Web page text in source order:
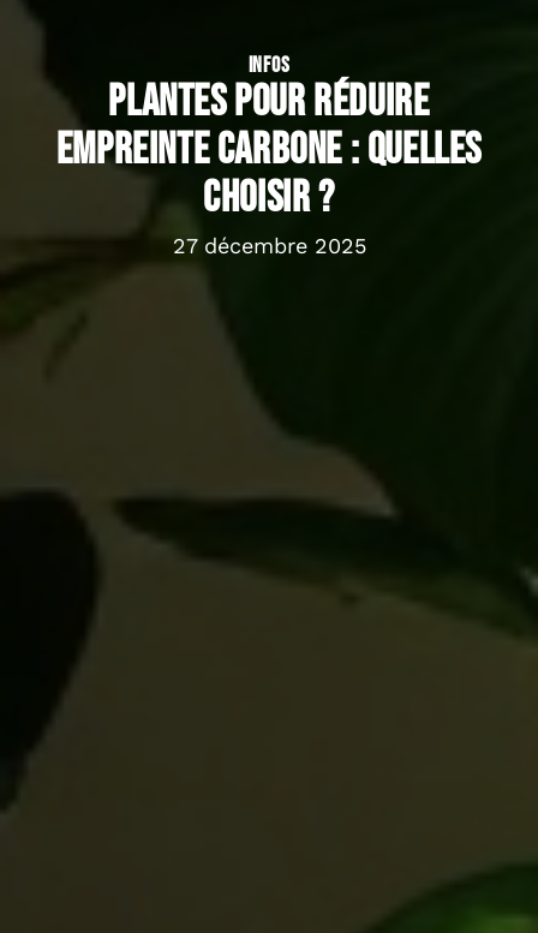
INFOS
Plantes pour réduire
empreinte carbone : quelles
choisir ?
27 décembre 2025